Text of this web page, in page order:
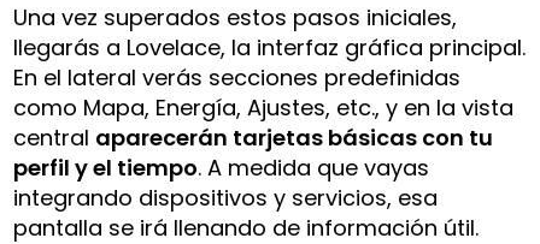
Una vez superados estos pasos iniciales,
llegarás a Lovelace, la interfaz gráfica principal.
En el lateral verás secciones predefinidas
como Mapa, Energía, Ajustes, etc., y en la vista
central aparecerán tarjetas básicas con tu
perfil y el tiempo. A medida que vayas
integrando dispositivos y servicios, esa
pantalla se irá llenando de información útil.